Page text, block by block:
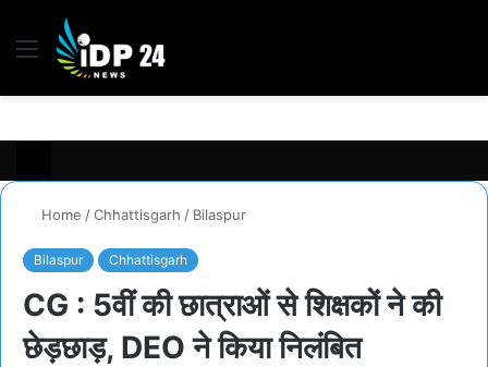
Menu
Home /Chhattisgarh / Bilaspur
Bilaspur Chhattisgarh
CG : 5वीं की छात्राओं से शिक्षकों ने की
छेड़छाड़, DEO ने किया निलंबित